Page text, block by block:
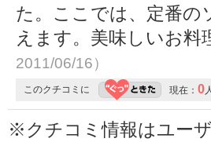
た。ここでは、定番の
えます。美味しいお
2011/06/16）
このクチコミに 現在： 0 人
※クチコミ情報はユー